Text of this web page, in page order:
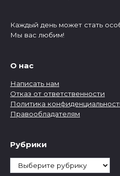
Каждый день может стать
Мы вас любим!
О нас
Написать нам
Отказ от ответственности
Политика
Правообладателям
Рубрики
Рубрики